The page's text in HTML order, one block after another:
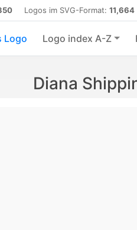
Logos im SVG-Format: 11,664
Logo Logo index A-Z
Diana